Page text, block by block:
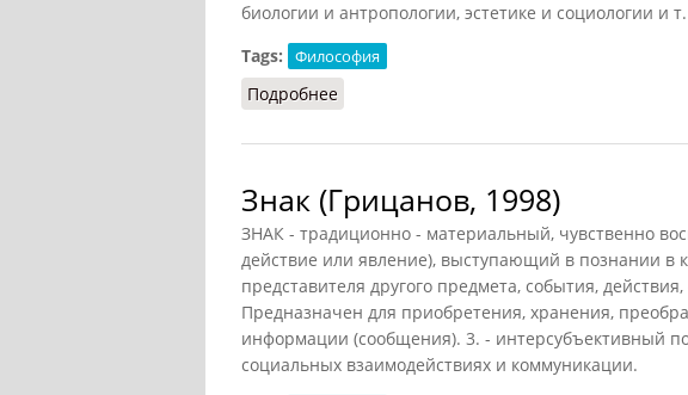
биологии и антропологии, эстетике и социологии и т.
Tags:
Философия
Подробнее
Знак (Грицанов, 1998)
ЗНАК - традиционно - материальный, чувственно
действие или явление), выступающий в познании в
представителя другого предмета, события,
Предназначен для приобретения, хранения,
информации (сообщения). 3. - интерсубъективный
социальных взаимодействиях и коммуникации.